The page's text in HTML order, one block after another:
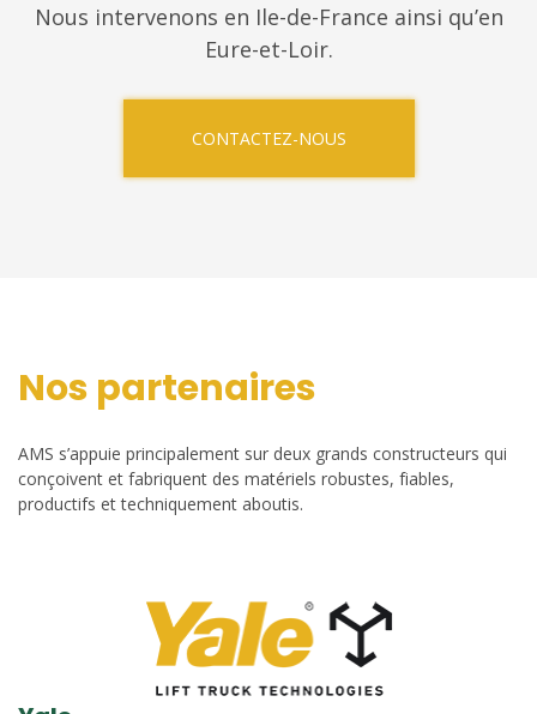
Nous intervenons en Ile-de-France ainsi qu’en
Eure-et-Loir.
CONTACTEZ-NOUS
Nos partenaires
AMS s’appuie principalement sur deux grands constructeurs qui
conçoivent et fabriquent des matériels robustes, fiables,
productifs et techniquement aboutis.